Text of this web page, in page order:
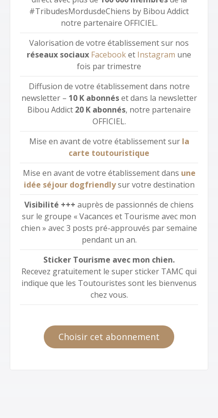
#TribudesMordusdeChiens by Bibou Addict
notre partenaire OFFICIEL.
Valorisation de votre établissement sur nos
réseaux sociaux Facebooket Instagram une
fois par trimestre
Diffusion de votre établissement dans notre
newsletter – 10 K abonnéset dans la newsletter
Bibou Addict 20 K abonnés, notre partenaire
OFFICIEL.
Mise en avant de votre établissement sur la
carte toutouristique
Mise en avant de votre établissement dans une
idée séjour dogfriendlysur votre destination
Visibilité +++ auprès de passionnés de chiens
sur le groupe « Vacances et Tourisme avec mon
chien » avec 3 posts pré-approuvés par semaine
pendant un an.
Sticker Tourisme avec mon chien.
Recevez gratuitement le super sticker TAMC qui
indique que les Toutouristes sont les bienvenus
chez vous.
Choisir cet abonnement